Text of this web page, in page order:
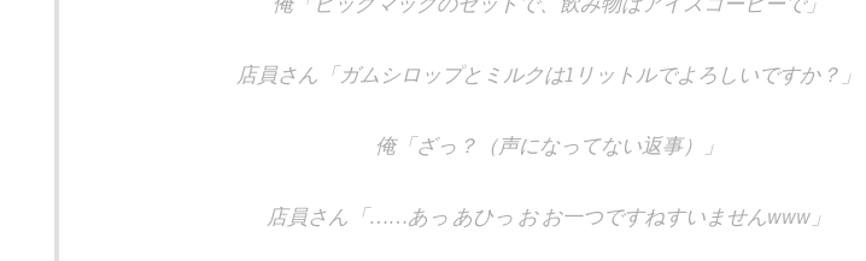
店員さん「ガムシロップとミルクは1リットルでよろしいですか？」
俺「ざっ？（声になってない返事）」
店員さん「……あっ あひっ お お一つですねすいませんwww」